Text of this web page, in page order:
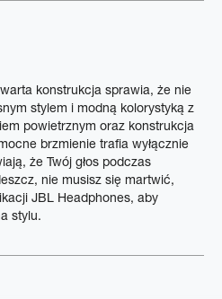
konstrukcja sprawia, że nie
stylem i modną kolorystyką z
powietrznym oraz konstrukcja
brzmienie trafia wyłącznie
że Twój głos podczas
nie musisz się martwić,
JBL Headphones, aby
stylu.